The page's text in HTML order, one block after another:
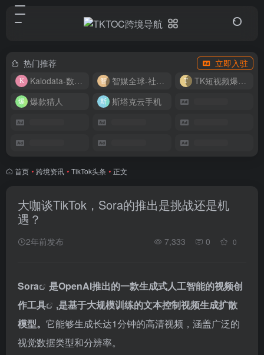
热门推荐
立即入驻
Kalodata-数据分析平台
智媒全球-社媒管理平台
TK短视频爆款复刻
爆款猎人
斯塔克云手机
首页 • 跨境资讯 • TikTok头条 • 正文
大咖谈TikTok，Sora的推出是挑战还是机
遇？
2年前发布 7,333 0 0
Sora 是OpenAI推出的一款生成式人工智能的视频创
作工具
,是基于大规模训练的文本控制视频生成扩散
模型。 它能够生成长达1分钟的高清视频，涵盖广泛的
视觉数据类型和分辨率。